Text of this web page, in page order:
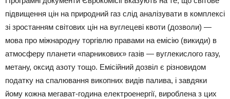
підвищення цін на природний газ слід аналізувати в комплексі
зі зростанням світових цін на вуглецеві квоти (дозволи) —
мова про міжнародну торгівлю правами на емісію (викиди) в
атмосферу планети «парникових» газів — вуглекислого газу,
метану, оксид азоту тощо. Емісійний дозвіл є різновидом
податку на спалювання викопних видів палива, і завдяки
йому кожна мегават-година електроенергії, вироблена з цих